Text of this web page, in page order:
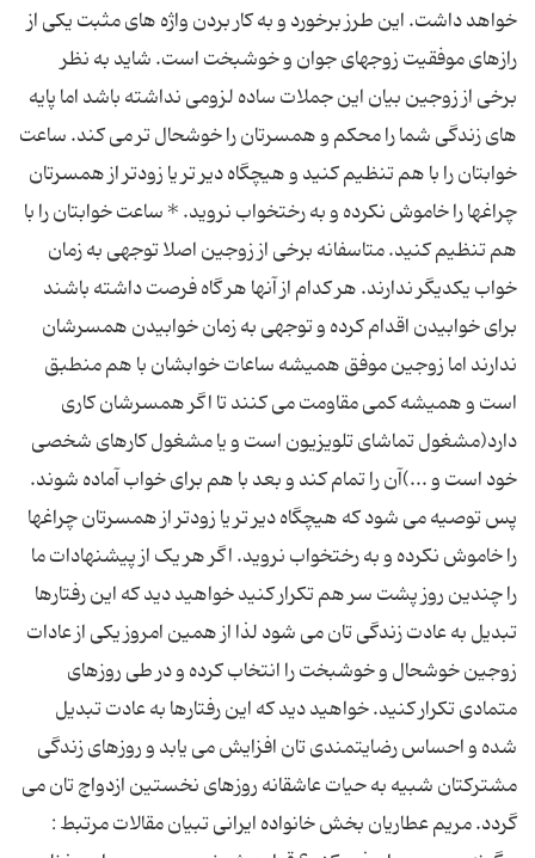
خواهد داشت. این طرز برخورد و به کار بردن واژه های مثبت یکی از
رازهای موفقیت زوجهای جوان و خوشبخت است. شاید به نظر
برخی از زوجین بیان این جملات ساده لزومی نداشته باشد اما پایه
های زندگی شما را محکم و همسرتان را خوشحال تر می کند. ساعت
خوابتان را با هم تنظیم کنید و هیچگاه دیر تر یا زودتر از همسرتان
چراغها را خاموش نکرده و به رختخواب نروید. * ساعت خوابتان را با
هم تنظیم کنید. متاسفانه برخی از زوجین اصلا توجهی به زمان
خواب یکدیگر ندارند. هر کدام از آنها هر گاه فرصت داشته باشند
برای خوابیدن اقدام کرده و توجهی به زمان خوابیدن همسرشان
ندارند اما زوجین موفق همیشه ساعات خوابشان با هم منطبق
است و همیشه کمی مقاومت می کنند تا اگر همسرشان کاری
دارد(مشغول تماشای تلویزیون است و یا مشغول کارهای شخصی
خود است و ...)آن را تمام کند و بعد با هم برای خواب آماده شوند.
پس توصیه می شود که هیچگاه دیر تر یا زودتر از همسرتان چراغها
را خاموش نکرده و به رختخواب نروید. اگر هر یک از پیشنهادات ما
را چندین روز پشت سر هم تکرار کنید خواهید دید که این رفتارها
تبدیل به عادت زندگی تان می شود لذا از همین امروز یکی از عادات
زوجین خوشحال و خوشبخت را انتخاب کرده و در طی روزهای
متمادی تکرار کنید. خواهید دید که این رفتارها به عادت تبدیل
شده و احساس رضایتمندی تان افزایش می یابد و روزهای زندگی
مشترکتان شبیه به حیات عاشقانه روزهای نخستین ازدواج تان می
گردد. مریم عطاریان بخش خانواده ایرانی تبیان مقالات مرتبط :